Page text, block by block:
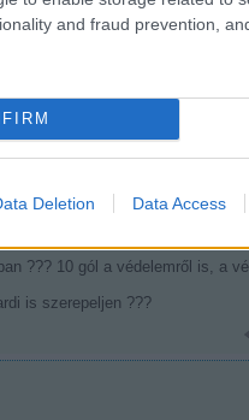
and fraud prevention,
Deletion Data Access
másként láttam a meccset.
a sorokat. Úgy gondolom, a
harmadban közel is voltunk
korán jött az első gól és
el, és kemény
??? 10 gól a védelemről is, a
is szerepeljen ???